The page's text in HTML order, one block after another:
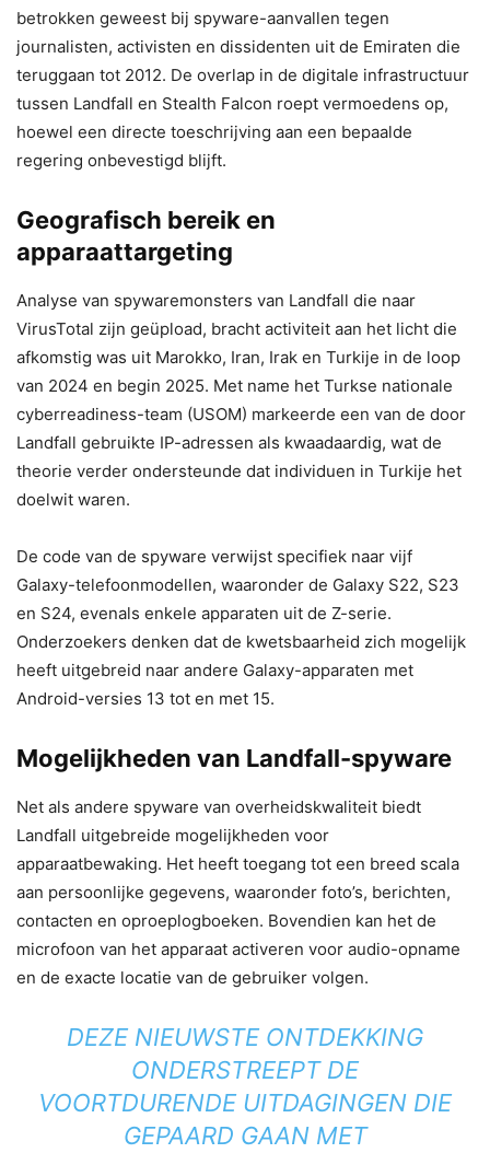
betrokken geweest bij spyware-aanvallen tegen
journalisten, activisten en dissidenten uit de Emiraten die
teruggaan tot 2012. De overlap in de digitale infrastructuur
tussen Landfall en Stealth Falcon roept vermoedens op,
hoewel een directe toeschrijving aan een bepaalde
regering onbevestigd blijft.
Geografisch bereik en
apparaattargeting
Analyse van spywaremonsters van Landfall die naar
VirusTotal zijn geüpload, bracht activiteit aan het licht die
afkomstig was uit Marokko, Iran, Irak en Turkije in de loop
van 2024 en begin 2025. Met name het Turkse nationale
cyberreadiness-team (USOM) markeerde een van de door
Landfall gebruikte IP-adressen als kwaadaardig, wat de
theorie verder ondersteunde dat individuen in Turkije het
doelwit waren.
De code van de spyware verwijst specifiek naar vijf
Galaxy-telefoonmodellen, waaronder de Galaxy S22, S23
en S24, evenals enkele apparaten uit de Z-serie.
Onderzoekers denken dat de kwetsbaarheid zich mogelijk
heeft uitgebreid naar andere Galaxy-apparaten met
Android-versies 13 tot en met 15.
Mogelijkheden van Landfall-spyware
Net als andere spyware van overheidskwaliteit biedt
Landfall uitgebreide mogelijkheden voor
apparaatbewaking. Het heeft toegang tot een breed scala
aan persoonlijke gegevens, waaronder foto’s, berichten,
contacten en oproeplogboeken. Bovendien kan het de
microfoon van het apparaat activeren voor audio-opname
en de exacte locatie van de gebruiker volgen.
DEZE NIEUWSTE ONTDEKKING
ONDERSTREEPT DE
VOORTDURENDE UITDAGINGEN DIE
GEPAARD GAAN MET